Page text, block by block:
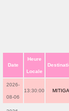
Date
Heure
Locale
2026-
08-06
13:30:00 MITIGA